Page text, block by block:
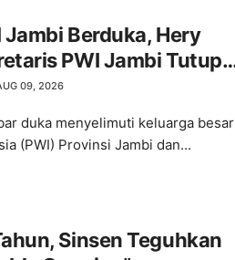
Jambi Berduka, Hery
PWI Jambi Tutup
09, 2026
duka menyelimuti keluarga besar
(PWI) Provinsi Jambi dan...
Sinsen Teguhkan